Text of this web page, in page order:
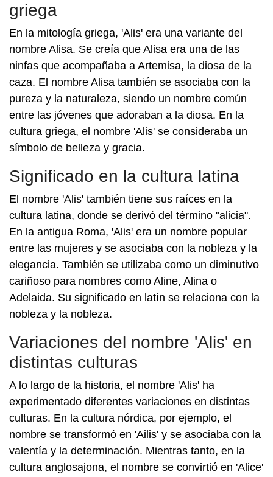
griega
En la mitología griega, 'Alis' era una variante del
nombre Alisa. Se creía que Alisa era una de las
ninfas que acompañaba a Artemisa, la diosa de la
caza. El nombre Alisa también se asociaba con la
pureza y la naturaleza, siendo un nombre común
entre las jóvenes que adoraban a la diosa. En la
cultura griega, el nombre 'Alis' se consideraba un
símbolo de belleza y gracia.
Significado en la cultura latina
El nombre 'Alis' también tiene sus raíces en la
cultura latina, donde se derivó del término "alicia".
En la antigua Roma, 'Alis' era un nombre popular
entre las mujeres y se asociaba con la nobleza y la
elegancia. También se utilizaba como un diminutivo
cariñoso para nombres como Aline, Alina o
Adelaida. Su significado en latín se relaciona con la
nobleza y la nobleza.
Variaciones del nombre 'Alis' en
distintas culturas
A lo largo de la historia, el nombre 'Alis' ha
experimentado diferentes variaciones en distintas
culturas. En la cultura nórdica, por ejemplo, el
nombre se transformó en 'Ailis' y se asociaba con la
valentía y la determinación. Mientras tanto, en la
cultura anglosajona, el nombre se convirtió en 'Alice'